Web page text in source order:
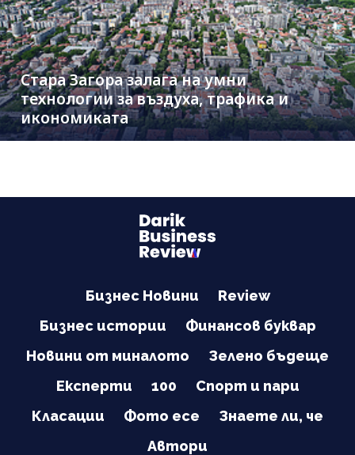
Стара Загора залага на умни
технологии за въздуха, трафика и
икономиката
Бизнес Новини
Review
Бизнес истории
Финансов буквар
Новини от миналото
Зелено бъдеще
Експерти
100
Спорт и пари
Класации
Фото есе
Знаете ли, че
Автори